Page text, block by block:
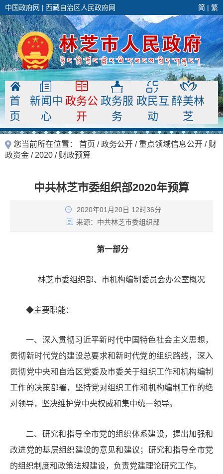
中国政府网 | 西藏自治区人民政府网 简 | 繁
首
页
新闻中
心
政务公
开
政务服
务
政民互
动
醉美林
芝
您当前所在位置： 首页 /政务公开 / 重点领域信息公开 / 财
政资金 / 2020 / 财政预算
中共林芝市委组织部2020年预算
2020年01月20日 12时36分
来源： 中共林芝市委组织部
第一部分
林芝市委组织部、市机构编制 委员会办公室概况
◆主要职能：
一、 深入贯彻习近平新时代中国特色社会主义思想，
贯彻新时代党的建设总要求和新时代党的组织路线，深入
贯彻党中央和自治区党委及市委关于组织工作和机构编制
工作的决策部署，坚持党对组织工作和机构编制工作的绝
对领导，坚决维护党中央权威和集中统一领导。
二、 研究和指导全市党的组织体系建设，提出加强和
改进党的基层组织建设的意见和建议；研究和指导全市党
的组织制度和政策法规建设，负责党建理论研究工作。